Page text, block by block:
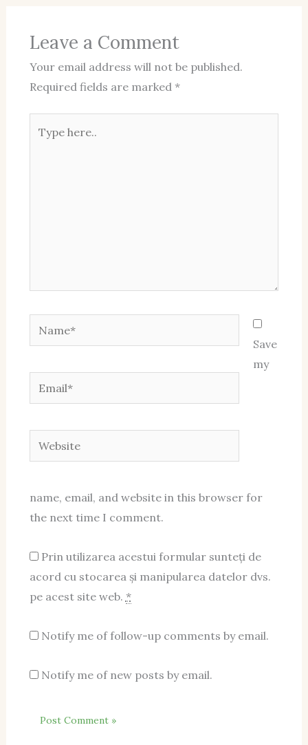
Leave a Comment
Your email address will not be published.
Required fields are marked *
here..
Name*
Email*
Website
Save
my
name, email, and website in this browser for
the next time I comment.
Prin utilizarea acestui formular sunteți de
acord cu stocarea și manipularea datelor dvs.
pe acest site web. *
Notify me of follow-up comments by email.
Notify me of new posts by email.